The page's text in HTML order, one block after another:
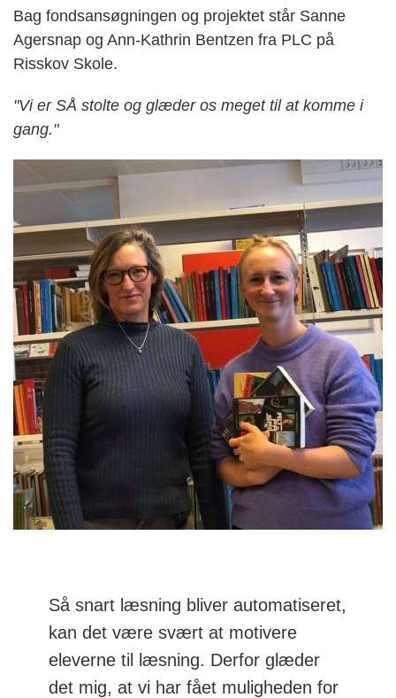
Bag fondsansøgningen og projektet står Sanne
Agersnap og Ann-Kathrin Bentzen fra PLC på
Risskov Skole.
"Vi er SÅ stolte og glæder os meget til at komme i
gang."
Så snart læsning bliver automatiseret,
kan det være svært at motivere
eleverne til læsning. Derfor glæder
det mig, at vi har fået muligheden for